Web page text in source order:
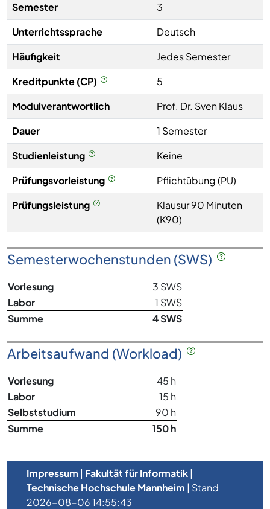
Semester
3
Unterrichtssprache
Deutsch
Häufigkeit
Jedes Semester
Kreditpunkte (CP)
5
Modulverantwortlich
Prof. Dr. Sven Klaus
Dauer
1 Semester
Studienleistung
Keine
Prüfungsvorleistung
Pflichtübung (PU)
Prüfungsleistung
Klausur 90 Minuten
(K90)
Semesterwochenstunden (SWS)
Vorlesung
3 SWS
Labor
1 SWS
Summe
4 SWS
Arbeitsaufwand (Workload)
Vorlesung
45 h
Labor
15 h
Selbststudium
90 h
Summe
150 h
Impressum | Fakultät für Informatik|
Technische Hochschule Mannheim | Stand
2026-08-06 14:55:43